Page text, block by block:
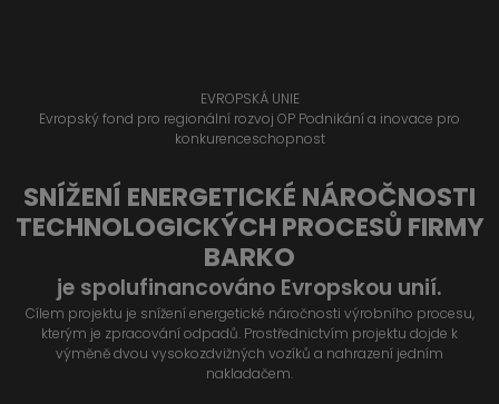
EVROPSKÁ UNIE
Evropský fond pro regionální rozvoj OP Podnikání a inovace pro
konkurenceschopnost
SNÍŽENÍ ENERGETICKÉ NÁROČNOSTI
TECHNOLOGICKÝCH PROCESŮ FIRMY
BARKO
je spolufinancováno Evropskou unií.
Cílem projektu je snížení energetické náročnosti výrobního procesu,
kterým je zpracování odpadů. Prostřednictvím projektu dojde k
výměně dvou vysokozdvižných vozíků a nahrazení jedním
nakladačem.